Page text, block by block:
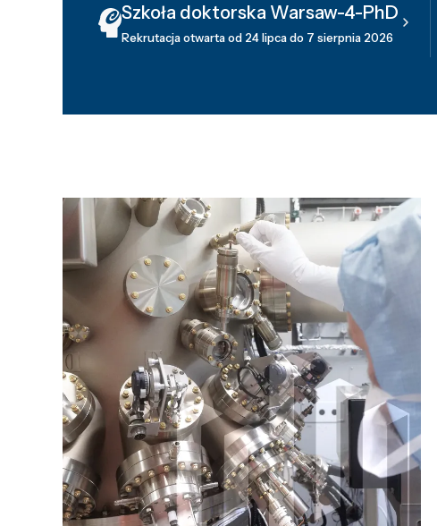
Szkoła doktorska Warsaw-4-PhD
Rekrutacja otwarta od 24 lipca do 7 sierpnia 2026